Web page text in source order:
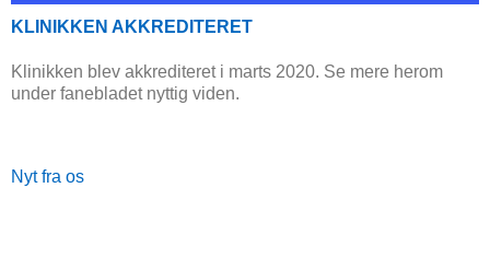
KLINIKKEN AKKREDITERET
Klinikken blev akkrediteret i marts 2020. Se mere herom
under fanebladet nyttig viden.
Nyt fra os